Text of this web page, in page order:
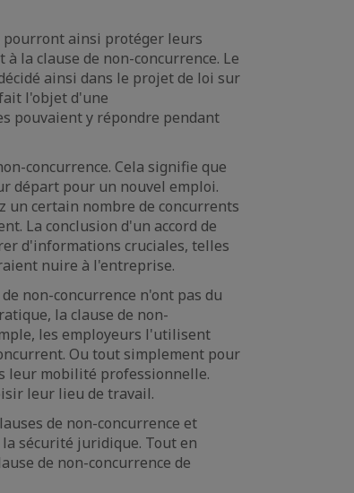
pourront ainsi protéger leurs
la clause de non-concurrence. Le
ainsi dans le projet de loi sur
l'objet d'une
pouvaient y répondre pendant
concurrence. Cela signifie que
départ pour un nouvel emploi.
un certain nombre de concurrents
La conclusion d'un accord de
d'informations cruciales, telles
nuire à l'entreprise.
non-concurrence n'ont pas du
la clause de non-
les employeurs l'utilisent
Ou tout simplement pour
leur mobilité professionnelle.
leur lieu de travail.
de non-concurrence et
sécurité juridique. Tout en
de non-concurrence de